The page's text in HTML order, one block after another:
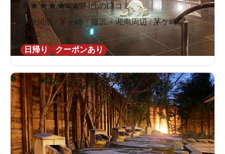
★★★★★4.4594件の口コミ
神奈川県 / 茅ヶ崎・藤沢・湘南周辺 / 茅ケ崎駅
2.4km
日帰り
クーポンあり